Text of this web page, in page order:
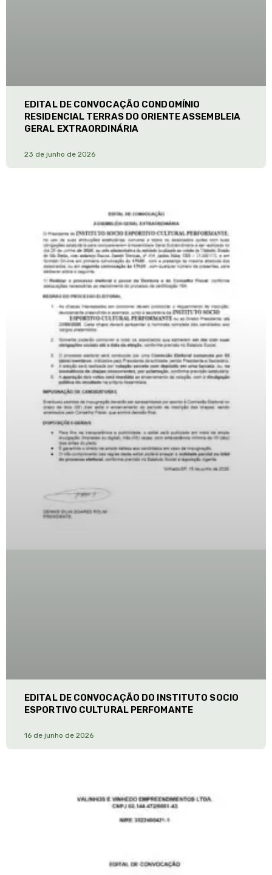
EDITAL DE CONVOCAÇÃO CONDOMÍNIO
RESIDENCIAL TERRAS DO ORIENTE ASSEMBLEIA
GERAL EXTRAORDINÁRIA
23 de junho de 2026
EDITAL DE CONVOCAÇÃO DO INSTITUTO SOCIO
ESPORTIVO CULTURAL PERFOMANTE
16 de junho de 2026